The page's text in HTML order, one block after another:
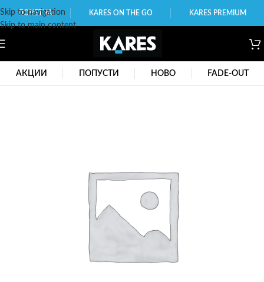
Skip to navigation
Skip to main content
ПОЧЕТНА KARES ON THE GO KARES PREMIUM
АКЦИИ ПОПУСТИ НОВО FADE-OUT